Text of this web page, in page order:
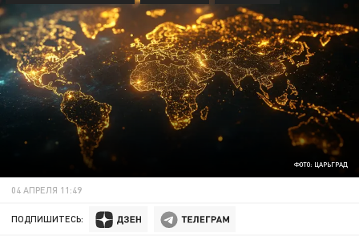
ФОТО: ЦАРЬГРАД
04 АПРЕЛЯ 11:49
ПОДПИШИТЕСЬ: